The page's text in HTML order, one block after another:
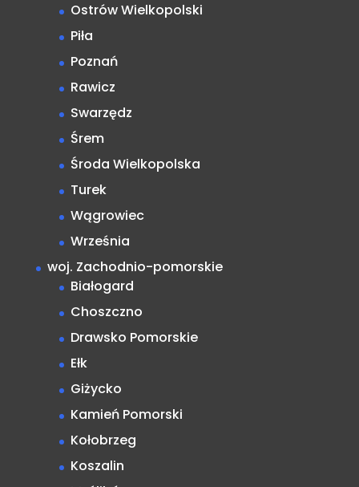
Ostrów Wielkopolski
Piła
Poznań
Rawicz
Swarzędz
Śrem
Środa Wielkopolska
Turek
Wągrowiec
Września
woj. Zachodnio-pomorskie
Białogard
Choszczno
Drawsko Pomorskie
Ełk
Giżycko
Kamień Pomorski
Kołobrzeg
Koszalin